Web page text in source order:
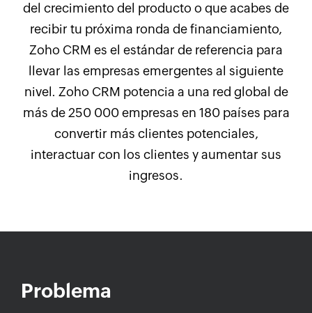
del crecimiento del producto o que acabes de
recibir tu próxima ronda de financiamiento,
Zoho CRM es el estándar de referencia para
llevar las empresas emergentes al siguiente
nivel. Zoho CRM potencia a una red global de
más de 250 000 empresas en 180 países para
convertir más clientes potenciales,
interactuar con los clientes y aumentar sus
ingresos.
Problema